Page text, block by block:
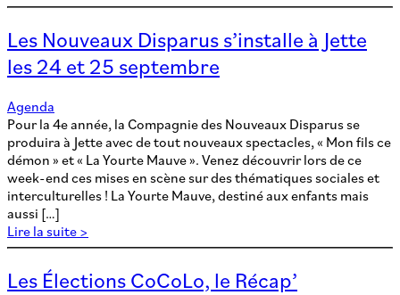
Les Nouveaux Disparus s’installe à Jette
les 24 et 25 septembre
Agenda
Pour la 4e année, la Compagnie des Nouveaux Disparus se
produira à Jette avec de tout nouveaux spectacles, « Mon fils ce
démon » et « La Yourte Mauve ». Venez découvrir lors de ce
week-end ces mises en scène sur des thématiques sociales et
interculturelles ! La Yourte Mauve, destiné aux enfants mais
aussi […]
Lire la suite >
Les Élections CoCoLo, le Récap’